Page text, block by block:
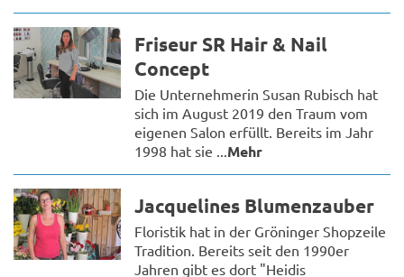
Friseur SR Hair & Nail
Concept
Die Unternehmerin Susan Rubisch hat
sich im August 2019 den Traum vom
eigenen Salon erfüllt. Bereits im Jahr
1998 hat sie ... Mehr
Jacquelines Blumenzauber
Floristik hat in der Gröninger Shopzeile
Tradition. Bereits seit den 1990er
Jahren gibt es dort "Heidis